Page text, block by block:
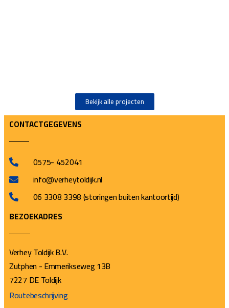
Bekijk alle projecten
CONTACTGEGEVENS
0575- 452041
info@verheytoldijk.nl
06 3308 3398 (storingen buiten kantoortijd)
BEZOEKADRES
Verhey Toldijk B.V.
Zutphen - Emmerikseweg 13B
7227 DE Toldijk
Routebeschrijving